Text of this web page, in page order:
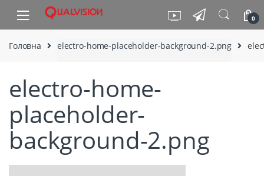
Skip to navigation
Skip to content
0
Головна electro-home-placeholder-background-2.png
electro-home-
placeholder-
background-2.png